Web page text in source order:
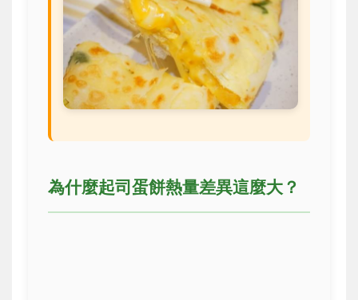
為什麼起司蛋餅熱量差異這麼大？